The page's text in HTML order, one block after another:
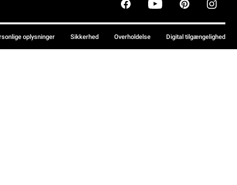
oplysninger Sikkerhed Overholdelse Digital tilgængelighed